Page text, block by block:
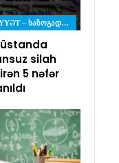
CƏMIYYƏT – ᲡᲐᲖᲝᲒᲐᲓᲝᲔᲑᲐ
silah
5 nəfər